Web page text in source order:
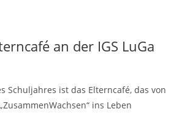
an der IGS LuGa
Schuljahres ist das Elterncafé, das von
ins Leben